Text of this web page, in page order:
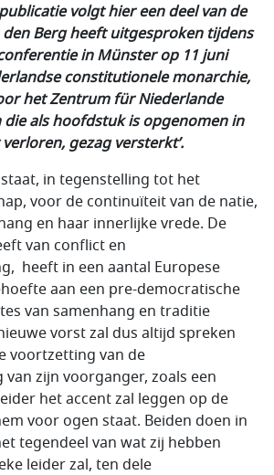
volgt hier een deel van de
den Berg heeft uitgesproken tijdens
in Münster op 11 juni
constitutionele monarchie,
het Zentrum für Niederlande
die als hoofdstuk is opgenomen in
gezag versterkt’.
in tegenstelling tot het
voor de continuïteit van de natie,
en haar innerlijke vrede. De
van conflict en
heeft in een aantal Europese
aan een pre-democratische
van samenhang en traditie
vorst zal dus altijd spreken
voortzetting van de
zijn voorganger, zoals een
het accent zal leggen op de
voor ogen staat. Beiden doen in
tegendeel van wat zij hebben
leider zal, ten dele